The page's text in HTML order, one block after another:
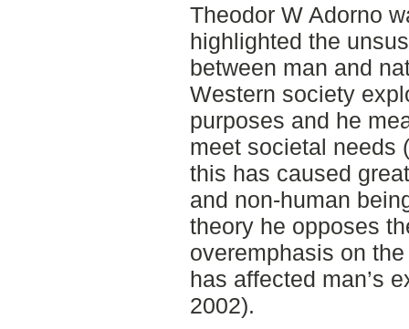
Theodor W Adorno
highlighted the
between man and
Western society
purposes and he
meet societal needs
this has caused
and non-human
theory he opposes
overemphasis on
has affected man’s
2002).